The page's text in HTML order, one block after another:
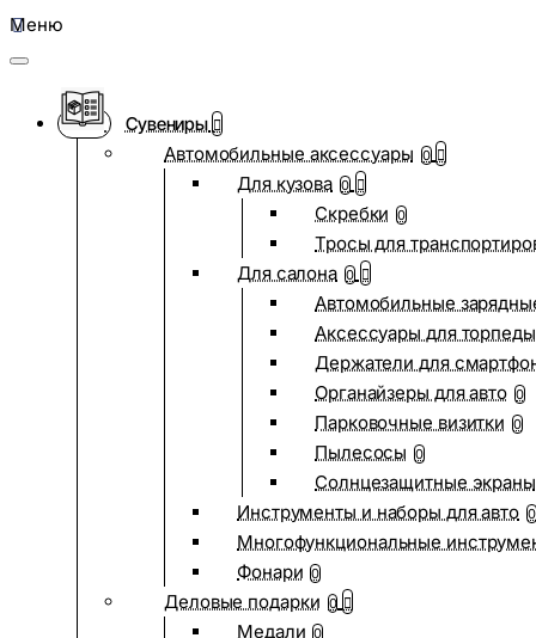
Меню
Сувениры
Автомобильные аксессуары 0
Для кузова 0
Скребки 0
Тросы для
Для салона 0
Автомобильные
Аксессуары для
Держатели для
Органайзеры для авто 0
Парковочные визитки 0
Пылесосы 0
Солнцезащитные экраны
Инструменты и наборы для авто 0
Многофункциональные
Фонари 0
Деловые подарки 0
Медали 0